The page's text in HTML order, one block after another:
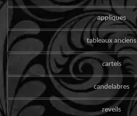
appliques
tableaux anciens
cartels
candelabres
reveils